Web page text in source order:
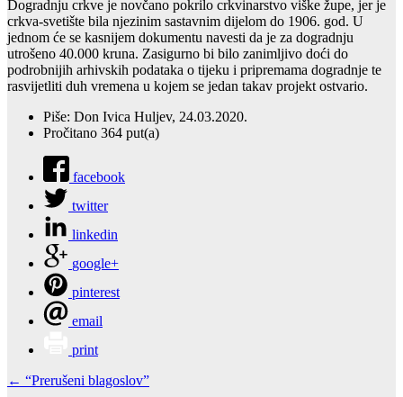
Dogradnju crkve je novčano pokrilo crkvinarstvo viške župe, jer je
crkva-svetište bila njezinim sastavnim dijelom do 1906. god. U
jednom će se kasnijem dokumentu navesti da je za dogradnju
utrošeno 40.000 kruna. Zasigurno bi bilo zanimljivo doći do
podrobnijih arhivskih podataka o tijeku i pripremama dogradnje te
rasvijetliti duh vremena u kojem se jedan takav projekt ostvario.
Piše: Don Ivica Huljev, 24.03.2020.
Pročitano 364 put(a)
facebook
twitter
linkedin
google+
pinterest
email
print
← “Prerušeni blagoslov”